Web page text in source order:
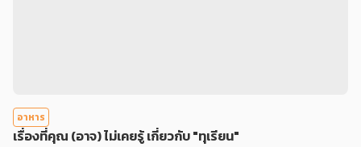
อาหาร
เรื่องที่คุณ (อาจ) ไม่เคยรู้ เกี่ยวกับ "ทุเรียน"